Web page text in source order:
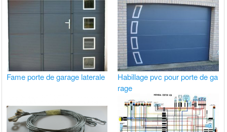
Fame porte de garage laterale
Habillage pvc pour porte de ga
rage